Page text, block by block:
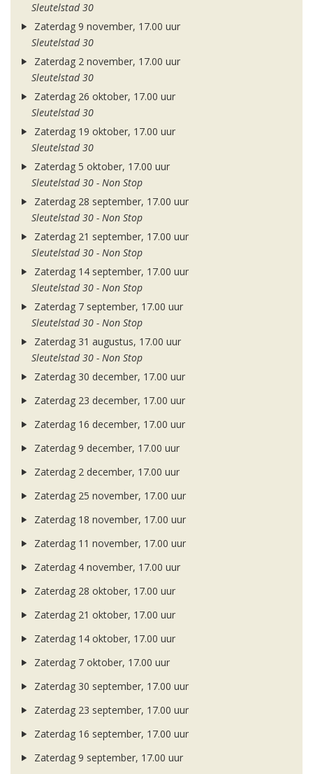
Sleutelstad 30
Zaterdag 9 november, 17.00 uur
Sleutelstad 30
Zaterdag 2 november, 17.00 uur
Sleutelstad 30
Zaterdag 26 oktober, 17.00 uur
Sleutelstad 30
Zaterdag 19 oktober, 17.00 uur
Sleutelstad 30
Zaterdag 5 oktober, 17.00 uur
Sleutelstad 30 - Non Stop
Zaterdag 28 september, 17.00 uur
Sleutelstad 30 - Non Stop
Zaterdag 21 september, 17.00 uur
Sleutelstad 30 - Non Stop
Zaterdag 14 september, 17.00 uur
Sleutelstad 30 - Non Stop
Zaterdag 7 september, 17.00 uur
Sleutelstad 30 - Non Stop
Zaterdag 31 augustus, 17.00 uur
Sleutelstad 30 - Non Stop
Zaterdag 30 december, 17.00 uur
Zaterdag 23 december, 17.00 uur
Zaterdag 16 december, 17.00 uur
Zaterdag 9 december, 17.00 uur
Zaterdag 2 december, 17.00 uur
Zaterdag 25 november, 17.00 uur
Zaterdag 18 november, 17.00 uur
Zaterdag 11 november, 17.00 uur
Zaterdag 4 november, 17.00 uur
Zaterdag 28 oktober, 17.00 uur
Zaterdag 21 oktober, 17.00 uur
Zaterdag 14 oktober, 17.00 uur
Zaterdag 7 oktober, 17.00 uur
Zaterdag 30 september, 17.00 uur
Zaterdag 23 september, 17.00 uur
Zaterdag 16 september, 17.00 uur
Zaterdag 9 september, 17.00 uur